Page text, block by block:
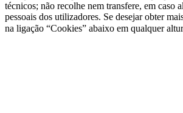
técnicos; não recolhe nem transfere, em caso
pessoais dos utilizadores. Se desejar obter
na ligação “Cookies” abaixo em qualquer